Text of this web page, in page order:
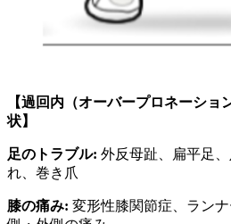
【過回内（オーバープロネーショ
状】
足のトラブル: 外反母趾、扁平足
れ、巻き爪
膝の痛み: 変形性膝関節症、ラン